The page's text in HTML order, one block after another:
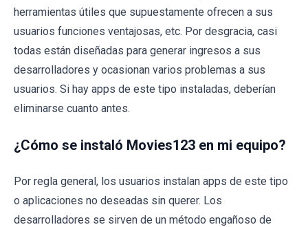
herramientas útiles que supuestamente ofrecen a sus
usuarios funciones ventajosas, etc. Por desgracia, casi
todas están diseñadas para generar ingresos a sus
desarrolladores y ocasionan varios problemas a sus
usuarios. Si hay apps de este tipo instaladas, deberían
eliminarse cuanto antes.
¿Cómo se instaló Movies123 en mi equipo?
Por regla general, los usuarios instalan apps de este tipo
o aplicaciones no deseadas sin querer. Los
desarrolladores se sirven de un método engañoso de